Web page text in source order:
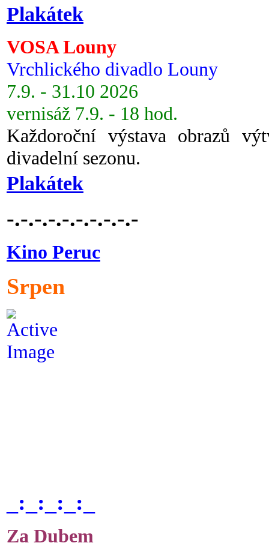
Plakátek
VOSA Louny
Vrchlického divadlo Louny
7.9. - 31.10 2026
vernisáž 7.9. - 18 hod.
Každoroční výstava obrazů
divadelní sezonu.
Plakátek
-.-.-.-.-.-.-.-.-.-
Kino Peruc
Srpen
_:_:_:_:_
Za Dubem